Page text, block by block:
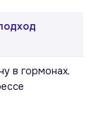
в гормонах,